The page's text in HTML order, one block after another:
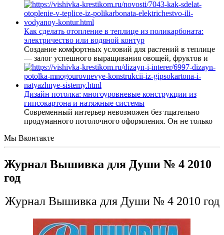
Как сделать отопление в теплице из поликарбоната:
электричество или водяной контур
Создание комфортных условий для растений в теплице
— залог успешного выращивания овощей, фруктов и
Дизайн потолка: многоуровневые конструкции из
гипсокартона и натяжные системы
Современный интерьер невозможен без тщательно
продуманного потолочного оформления. Он не только
Мы Вконтакте
Журнал Вышивка для Души № 4 2010
год
Журнал Вышивка для Души № 4 2010 год